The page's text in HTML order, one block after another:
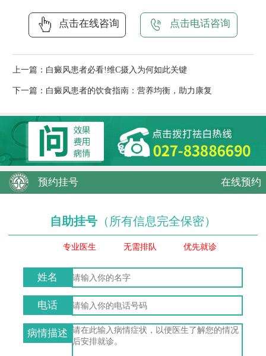
点击在线咨询 点击电话咨询
上一篇： 白癜风患者必看!维C摄入为何如此关键
下一篇： 白癜风患者的饮食指南：营养均衡，助力康复
预约挂号 在线预约
自助挂号 （所有信息完全保密）
专业医生 无需排队 优先就诊
姓名
电话
病情描述